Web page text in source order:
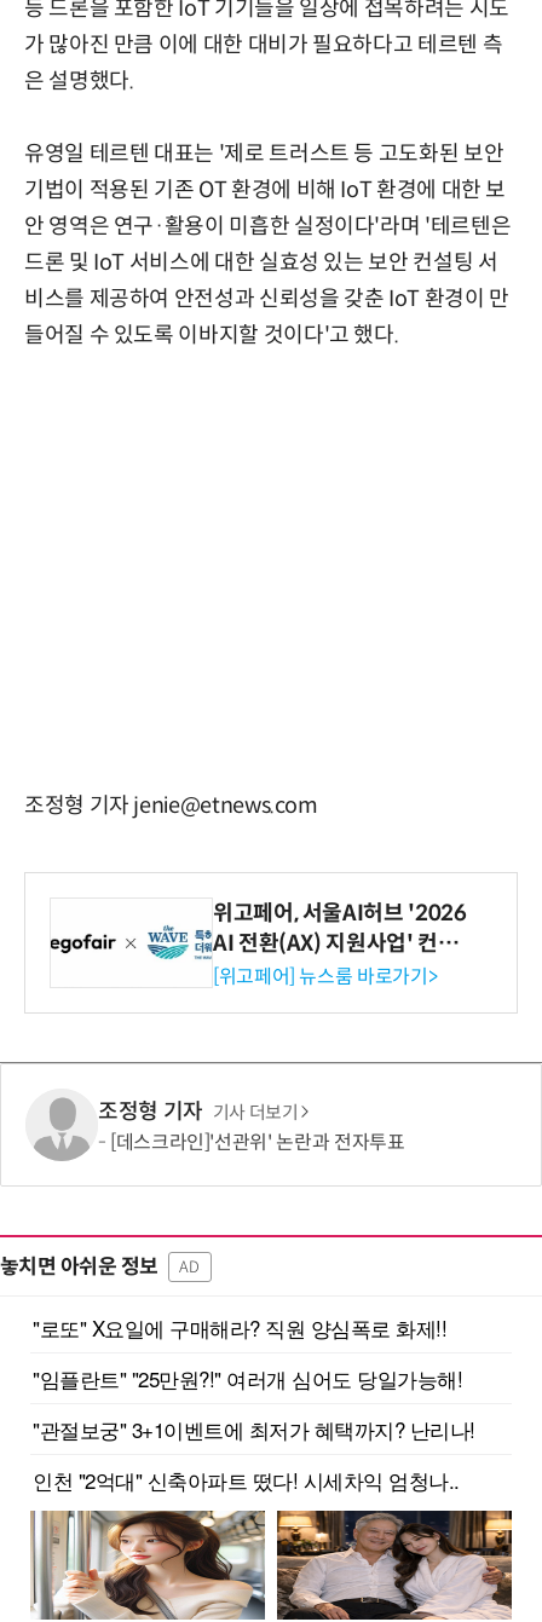
등 드론을 포함한 IoT 기기들을 일상에 접목하려는 시도
가 많아진 만큼 이에 대한 대비가 필요하다고 테르텐 측
은 설명했다.
유영일 테르텐 대표는 '제로 트러스트 등 고도화된 보안
기법이 적용된 기존 OT 환경에 비해 IoT 환경에 대한 보
안 영역은 연구·활용이 미흡한 실정이다'라며 '테르텐은
드론 및 IoT 서비스에 대한 실효성 있는 보안 컨설팅 서
비스를 제공하여 안전성과 신뢰성을 갖춘 IoT 환경이 만
들어질 수 있도록 이바지할 것이다'고 했다.
조정형 기자 jenie@etnews.com
위고페어, 서울AI허브 '2026
AI 전환(AX) 지원사업' 컨소
시엄 선정
[위고페어] 뉴스룸 바로가기>
조정형 기자 기사 더보기
[데스크라인]'선관위' 논란과 전자투표
놓치면 아쉬운 정보 AD